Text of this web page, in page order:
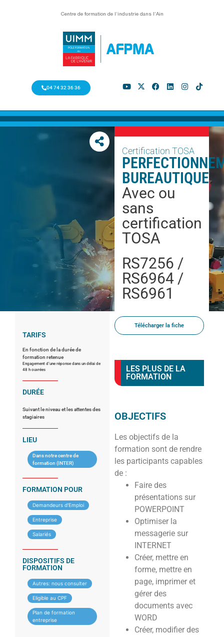
Centre de formation de l’industrie dans l’Ain
04 74 32 36 36
Certification TOSA
BUREAUTIQUE
Avec ou
sans
certification
TOSA
RS7256 /
RS6964 /
RS6961
TARIFS
En fonction de la durée de
formation retenue
Engagement d’une réponse dans un délai de
48 h ouvrées
DURÉE
Suivant le niveau et les attentes des
stagiaires
LIEU
Dans notre centre de
formation (INTER)
FORMATION POUR
Demandeurs d'Emploi
Entreprise
Salariés
DISPOSITIFS DE
FORMATION
Autres: nous consulter
Eligible au CPF
Plan de formation
entreprise
Télécharger la fiche
LES PLUS DE LA
FORMATION
OBJECTIFS
Les objectifs de la
formation sont de rendre
les participants capables
de :
Faire des
présentations sur
POWERPOINT
Optimiser la
messagerie sur
INTERNET
Créer, mettre en
forme, mettre en
page, imprimer et
gérer des
documents avec
WORD
Créer, modifier des